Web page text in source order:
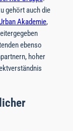
gehört auch die
Akademie,
ebenso
hoher